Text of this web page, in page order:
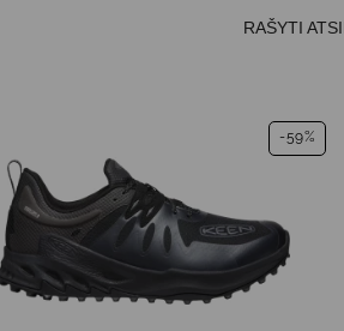
RAŠYTI
-59%